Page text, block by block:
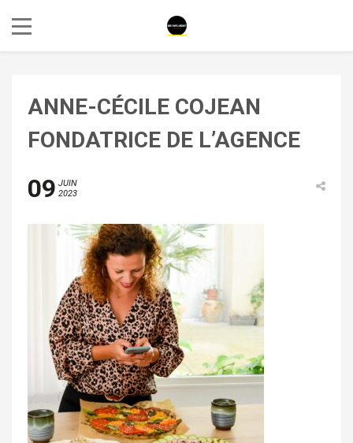
ANNE-CÉCILE COJEAN
FONDATRICE DE L’AGENCE
09 JUIN
2023